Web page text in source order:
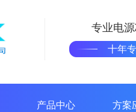
专业电
十年
产品中心 方案